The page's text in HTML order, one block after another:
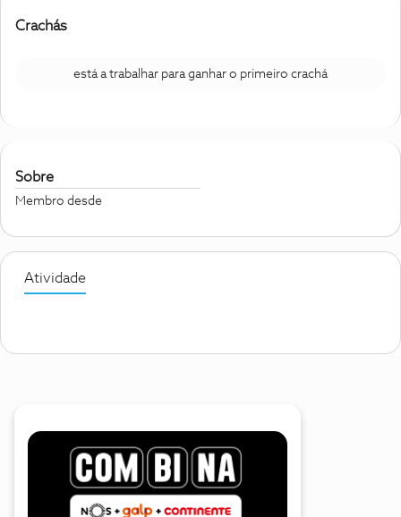
Crachás
está a trabalhar para ganhar o primeiro crachá
Sobre
Membro desde
Atividade